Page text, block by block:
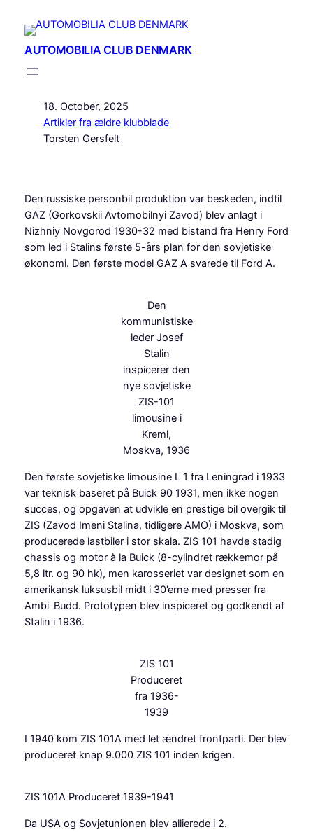
content
AUTOMOBILIA CLUB DENMARK
18. October, 2025
Artikler fra ældre klubblade
Torsten Gersfelt
Den russiske personbil produktion var beskeden, indtil
GAZ (Gorkovskii Avtomobilnyi Zavod) blev anlagt i
Nizhniy Novgorod 1930-32 med bistand fra Henry Ford
som led i Stalins første 5-års plan for den sovjetiske
økonomi. Den første model GAZ A svarede til Ford A.
Den
kommunistiske
leder Josef
Stalin
inspicerer den
nye sovjetiske
ZIS-101
limousine i
Kreml,
Moskva, 1936
Den første sovjetiske limousine L 1 fra Leningrad i 1933
var teknisk baseret på Buick 90 1931, men ikke nogen
succes, og opgaven at udvikle en prestige bil overgik til
ZIS (Zavod Imeni Stalina, tidligere AMO) i Moskva, som
producerede lastbiler i stor skala. ZIS 101 havde stadig
chassis og motor à la Buick (8-cylindret rækkemor på
5,8 ltr. og 90 hk), men karosseriet var designet som en
amerikansk luksusbil midt i 30’erne med presser fra
Ambi-Budd. Prototypen blev inspiceret og godkendt af
Stalin i 1936.
ZIS 101
Produceret
fra 1936-
1939
I 1940 kom ZIS 101A med let ændret frontparti. Der blev
produceret knap 9.000 ZIS 101 inden krigen.
ZIS 101A Produceret 1939-1941
Da USA og Sovjetunionen blev allierede i 2.